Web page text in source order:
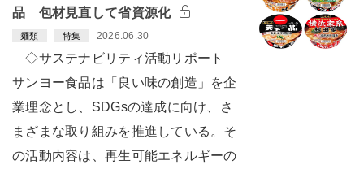
品 包材見直して省資源化
麺類 特集 2026.06.30
◇サステナビリティ活動リポート
サンヨー食品は「良い味の創造」を企
業理念とし、SDGsの達成に向け、さ
まざまな取り組みを推進している。そ
の活動内容は、再生可能エネルギーの